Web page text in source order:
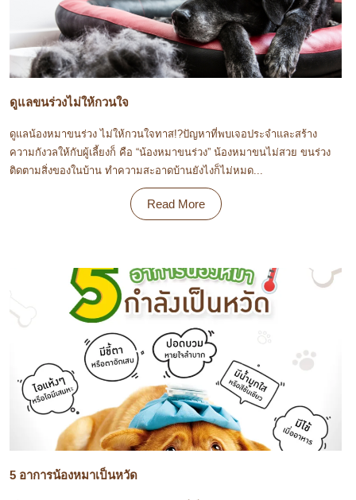
ดูแลขนร่วงไม่ให้กวนใจ
ดูแลน้องหมาขนร่วง ไม่ให้กวนใจทาส!?ปัญหาที่พบเจอประจำและสร้าง
ความกังวลให้กับผู้เลี้ยงก็ คือ “น้องหมาขนร่วง” น้องหมาขนไม่สวย ขนร่วง
ติดตามสิ่งของในบ้าน ทำความสะอาดบ้านยังไงก็ไม่หมด...
Read More
5 อาการน้องหมาเป็นหวัด